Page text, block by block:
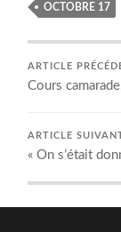
OCTOBRE 17
ARTICLE
Cours
ARTICLE SUIVANT
« On s’était